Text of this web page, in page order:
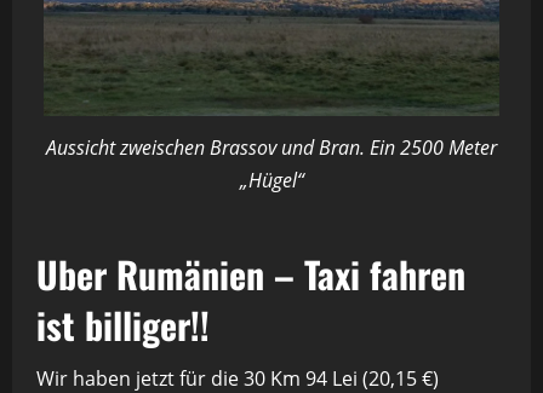
Aussicht zweischen Brassov und Bran. Ein 2500 Meter
„Hügel“
Uber Rumänien – Taxi fahren
ist billiger!!
Wir haben jetzt für die 30 Km 94 Lei (20,15 €)